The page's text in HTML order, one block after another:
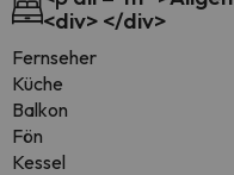
<div> </div>
Fernseher
Küche
Balkon
Fön
Kessel